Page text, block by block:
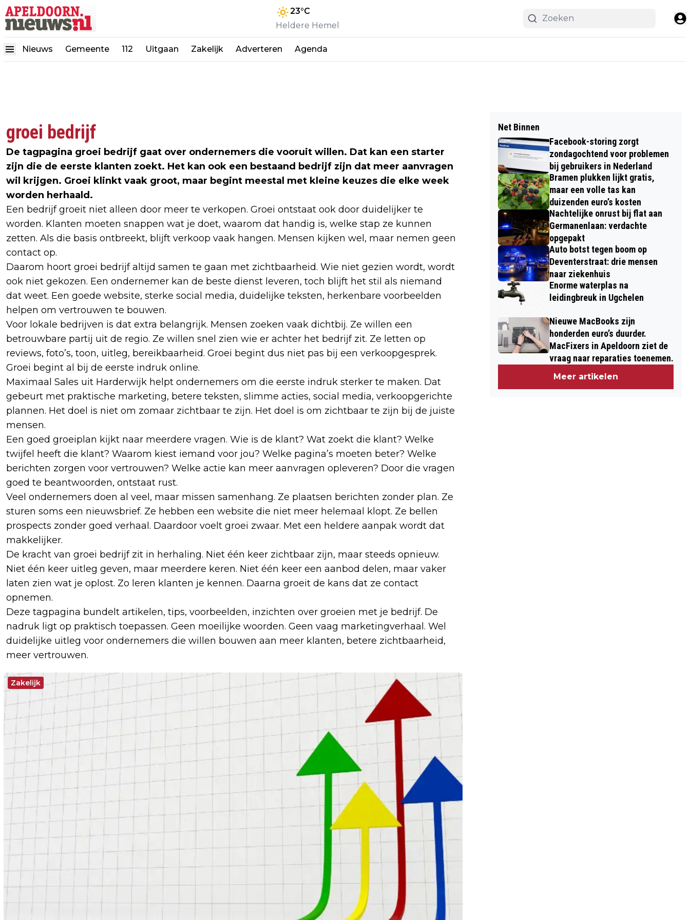
23°C
Heldere Hemel
Nieuws Gemeente 112 Uitgaan Zakelijk Adverteren Agenda
groei bedrijf
De tagpagina groei bedrijf gaat over ondernemers die vooruit willen. Dat kan een starter
zijn die de eerste klanten zoekt. Het kan ook een bestaand bedrijf zijn dat meer aanvragen
wil krijgen. Groei klinkt vaak groot, maar begint meestal met kleine keuzes die elke week
worden herhaald.
Een bedrijf groeit niet alleen door meer te verkopen. Groei ontstaat ook door duidelijker te
worden. Klanten moeten snappen wat je doet, waarom dat handig is, welke stap ze kunnen
zetten. Als die basis ontbreekt, blijft verkoop vaak hangen. Mensen kijken wel, maar nemen geen
contact op.
Daarom hoort groei bedrijf altijd samen te gaan met zichtbaarheid. Wie niet gezien wordt, wordt
ook niet gekozen. Een ondernemer kan de beste dienst leveren, toch blijft het stil als niemand
dat weet. Een goede website, sterke social media, duidelijke teksten, herkenbare voorbeelden
helpen om vertrouwen te bouwen.
Voor lokale bedrijven is dat extra belangrijk. Mensen zoeken vaak dichtbij. Ze willen een
betrouwbare partij uit de regio. Ze willen snel zien wie er achter het bedrijf zit. Ze letten op
reviews, foto’s, toon, uitleg, bereikbaarheid. Groei begint dus niet pas bij een verkoopgesprek.
Groei begint al bij de eerste indruk online.
Maximaal Sales uit Harderwijk helpt ondernemers om die eerste indruk sterker te maken. Dat
gebeurt met praktische marketing, betere teksten, slimme acties, social media, verkoopgerichte
plannen. Het doel is niet om zomaar zichtbaar te zijn. Het doel is om zichtbaar te zijn bij de juiste
mensen.
Een goed groeiplan kijkt naar meerdere vragen. Wie is de klant? Wat zoekt die klant? Welke
twijfel heeft die klant? Waarom kiest iemand voor jou? Welke pagina’s moeten beter? Welke
berichten zorgen voor vertrouwen? Welke actie kan meer aanvragen opleveren? Door die vragen
goed te beantwoorden, ontstaat rust.
Veel ondernemers doen al veel, maar missen samenhang. Ze plaatsen berichten zonder plan. Ze
sturen soms een nieuwsbrief. Ze hebben een website die niet meer helemaal klopt. Ze bellen
prospects zonder goed verhaal. Daardoor voelt groei zwaar. Met een heldere aanpak wordt dat
makkelijker.
De kracht van groei bedrijf zit in herhaling. Niet één keer zichtbaar zijn, maar steeds opnieuw.
Niet één keer uitleg geven, maar meerdere keren. Niet één keer een aanbod delen, maar vaker
laten zien wat je oplost. Zo leren klanten je kennen. Daarna groeit de kans dat ze contact
opnemen.
Deze tagpagina bundelt artikelen, tips, voorbeelden, inzichten over groeien met je bedrijf. De
nadruk ligt op praktisch toepassen. Geen moeilijke woorden. Geen vaag marketingverhaal. Wel
duidelijke uitleg voor ondernemers die willen bouwen aan meer klanten, betere zichtbaarheid,
meer vertrouwen.
Zakelijk
Net Binnen
Facebook-storing zorgt
zondagochtend voor problemen
bij gebruikers in Nederland
Bramen plukken lijkt gratis,
maar een volle tas kan
duizenden euro’s kosten
Nachtelijke onrust bij flat aan
Germanenlaan: verdachte
opgepakt
Auto botst tegen boom op
Deventerstraat: drie mensen
naar ziekenhuis
Enorme waterplas na
leidingbreuk in Ugchelen
Nieuwe MacBooks zijn
honderden euro’s duurder.
MacFixers in Apeldoorn ziet de
vraag naar reparaties toenemen.
Meer artikelen